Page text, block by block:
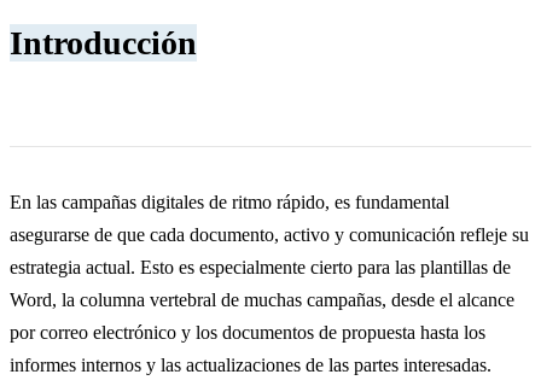
Introducción
En las campañas digitales de ritmo rápido, es fundamental
asegurarse de que cada documento, activo y comunicación refleje su
estrategia actual. Esto es especialmente cierto para las plantillas de
Word, la columna vertebral de muchas campañas, desde el alcance
por correo electrónico y los documentos de propuesta hasta los
informes internos y las actualizaciones de las partes interesadas.